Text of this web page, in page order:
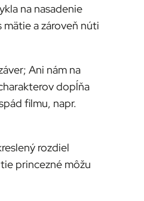
na nasadenie
a zároveň núti
Ani nám na
dopĺňa
filmu, napr.
rozdiel
princezné môžu